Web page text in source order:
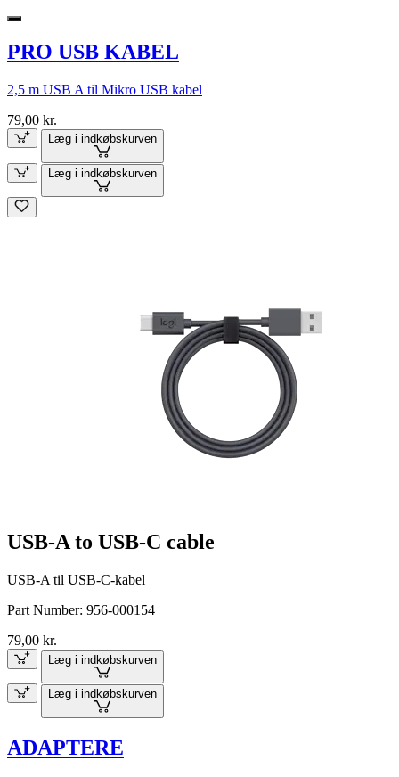
PRO USB KABEL
2,5 m USB A til Mikro USB kabel
79,00 kr.
Læg i indkøbskurven
Læg i indkøbskurven
USB-A to USB-C cable
USB-A til USB-C-kabel
Part Number: 956-000154
79,00 kr.
Læg i indkøbskurven
Læg i indkøbskurven
ADAPTERE